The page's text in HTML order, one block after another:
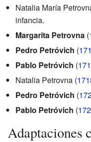
Natalia María
infancia.
Margarita Petrovna (
Pedro Petróvich (
Pablo Petróvich (
Natalia Petrovna (
Pedro Petróvich (
Pablo Petróvich (
Adaptaciones